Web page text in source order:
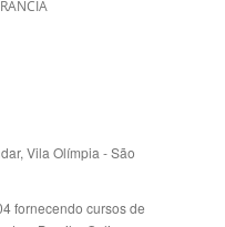
fornecendo cursos de
o Brasil e Online com